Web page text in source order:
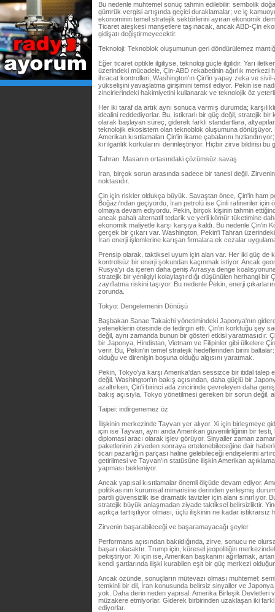
Bu nedenle muhtemel sonuç tahmin edilebilir: sembolik
gümrük vergisi artışında geçici duraklamalar; ve iç
ekonominin temel stratejik sektörlerini ayıran ekonomik
Ticaret ateşkesi manşetlere taşınacak, ancak ABD-Çin
gidişatı değiştirmeyecektir.
Teknoloji: Teknoblok oluşumunun geri döndürülemez
Eğer ticaret optikle ilgiliyse, teknoloji güçle ilgilidir. Yarı
üzerindeki mücadele, Çin-ABD rekabetinin ağırlık merkezi
ihracat kontrolleri, Washington'ın Çin'in yapay zeka ve
yükselişini yavaşlatma girişimini temsil ediyor. Pekin ise
zincirlerindeki hakimiyetini kullanarak ve teknolojik öz
Her iki taraf da artık aynı sonuca varmış durumda;
idealini reddediyorlar. Bu, istikrarlı bir güç değil, stratejik bir
olarak başlayan süreç, giderek farklı standartlara,
teknolojik ekosistem olan teknoblok oluşumuna dönüşüyor.
Amerikan kısıtlamaları Çin'in ikame çabalarını
kırılganlık korkularını derinleştiriyor. Hiçbir zirve bildirisi
Tahran: Masanın ortasındaki çözümsüz savaş
İran, birçok sorun arasında sadece bir tanesi değil.
noktasıdır.
Çin için riskler oldukça büyük. Savaştan önce, Çin'in ham
Boğazı'ndan geçiyordu, İran petrolü ise Çinli rafineriler için
olmaya devam ediyordu. Pekin, birçok kişinin tahmin
ancak pahalı alternatif tedarik ve yerli kömür tüketimine
ekonomik maliyetle karşı karşıya kaldı. Bu nedenle Çin'in
gerçek bir çıkarı var. Washington, Pekin'i Tahran
İran enerji işlemlerine karışan firmalara ek cezalar
Prensip olarak, taktiksel uyum için alan var. Her iki güç de
kontrolsüz bir enerji şokundan kaçınmak istiyor. Ancak
Rusya'yı da içeren daha geniş Avrasya denge
stratejik bir yenilgiyi kolaylaştırdığı düşünülen herhangi bir
zayıflatma riskini taşıyor. Bu nedenle Pekin, enerji
zorunda.
Tokyo: Dengelemenin Dönüşü
Başbakan Sanae Takaichi yönetimindeki Japonya'nın
yeteneklerin ötesinde de tedirgin etti. Çin'in korktuğu şey
değil, aynı zamanda bunun bir gösteri etkisi yaratmasıdır.
bir Japonya, Hindistan, Vietnam ve Filipinler gibi ülkelere
verir. Bu, Pekin'in temel stratejik hedeflerinden birini
olduğu ve direnişin boşuna olduğu algısını yaratmak.
Pekin, Tokyo'ya karşı Amerika'dan sessizce bir itidal talep
değil. Washington'ın bakış açısından, daha güçlü bir
azaltırken, Çin'i birinci ada zincirinde çevreleyen daha
bakış açısıyla, Tokyo yönetilmesi gereken bir sorun değil,
Taipei: indirgenemez öz
İlişkinin merkezinde Tayvan yer alıyor. Xi için birleşmeye
için ise Tayvan, aynı anda Amerikan güvenilirliğinin bir
diplomasi aracı olarak işlev görüyor. Sinyaller zaman
paketlerinin zirveden sonraya ertelenebileceğine dair
ticari pazarlığın parçası haline gelebileceği endişelerini
getirilmesi ve Tayvan'ın statüsüne ilişkin Amerikan
yapması bekleniyor.
Ancak yapısal kısıtlamalar önemli ölçüde devam ediyor.
politikasının kurumsal mimarisine derinden yerleşmiş
partili güvensizlik ise dramatik tavizler için alanı sınırlıyor.
stratejik büyük anlaşmadan ziyade taktiksel belirsizliktir.
açıkça tartışılıyor olması, üçlü ilişkinin ne kadar
Zirvenin başarabileceği ve başaramayacağı şeyler
Performans açısından bakıldığında, zirve, sonucu ne
başarı olacaktır. Trump için, küresel jeopolitiğin
pekiştiriyor. Xi için ise, Amerikan başkanını ağırlamak,
kendi şartlarında ilişki kurabilen eşit bir güç merkezi
Ancak özünde, sonuçların mütevazı olması muhtemel:
temkinli bir dil, İran konusunda belirsiz sinyaller ve
yok. Daha derin neden yapısal. Amerika Birleşik Devletleri
müzakere etmiyorlar. Giderek birbirinden uzaklaşan iki
ediyorlar.